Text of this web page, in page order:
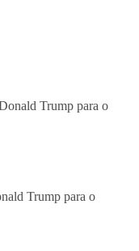
Trump para o